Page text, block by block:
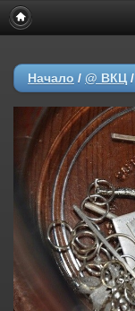
Начало / @ ВКЦ /